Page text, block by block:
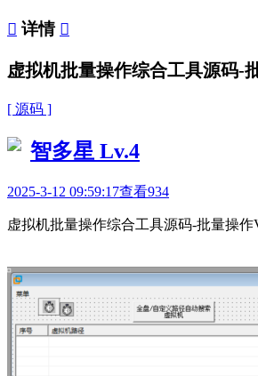
 详情 
虚拟机批量操作综合工具源码-
[ 源码 ]
智多星 Lv.4
2025-3-12 09:59:17查看934
虚拟机批量操作综合工具源码-批量操